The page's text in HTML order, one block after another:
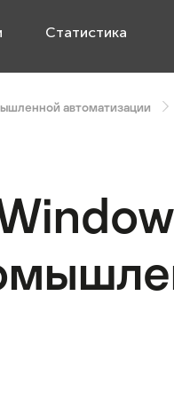
Статистика
автоматизации